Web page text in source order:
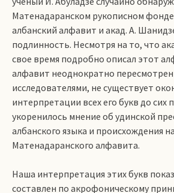
Матенадаранском рукописном
албанский алфавит и акад. А.
подлинность. Несмотря на то, что
свое время подробно описал этот
алфавит неоднократно
исследователями, не существует
интерпретации всех его букв до сих
укоренилось мнение об удинской
албанского языка и происхождения
Матенадаранского алфавита.
Наша интерпретация этих букв
составлен по акрофоническому